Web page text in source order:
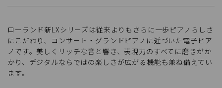
ローランド新LXシリーズは従来よりもさらに一歩ピアノらしさ
にこだわり、コンサート・グランドピアノに近づいた電子ピア
ノです。美しくリッチな音と響き、表現力のすべてに磨きがか
かり、デジタルならではの楽しさが広がる機能も兼ね備えてい
ます。